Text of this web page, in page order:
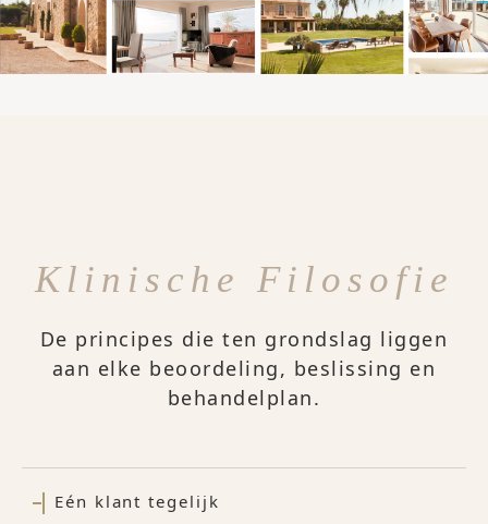
Klinische Filosofie
De principes die ten grondslag liggen
aan elke beoordeling, beslissing en
behandelplan.
Eén klant tegelijk